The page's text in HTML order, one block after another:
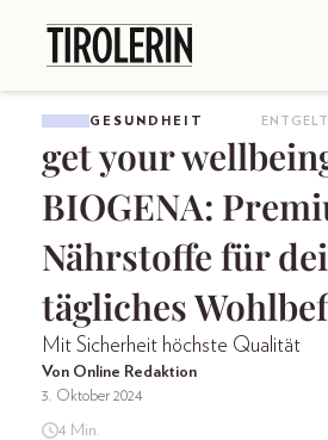
GESUNDHEIT
get your
BIOGENA:
Nährstoffe für
tägliches
Mit Sicherheit höchste Qualität
Von Online Redaktion
3. Oktober 2024
4 Min.